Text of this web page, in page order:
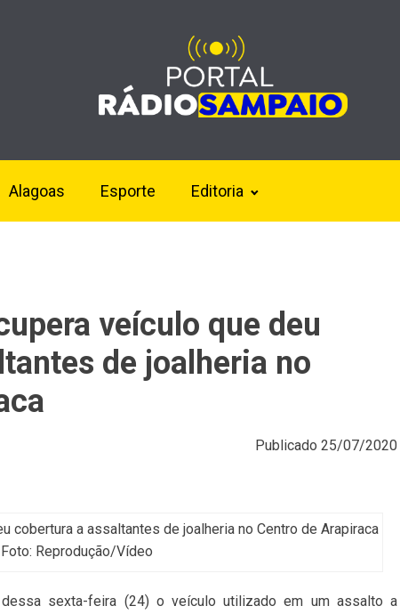
Alagoas Esporte Editoria
veículo que deu
de joalheria no
Publicado 25/07/2020
cobertura a assaltantes de joalheria no Centro de Arapiraca
Reprodução/Vídeo
sexta-feira (24) o veículo utilizado em um assalto a